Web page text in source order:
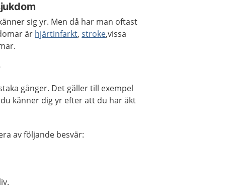
sig yr. Men då har man oftast
är hjärtinfarkt,stroke,vissa
gånger. Det gäller till exempel
känner dig yr efter att du har åkt
av följande besvär: